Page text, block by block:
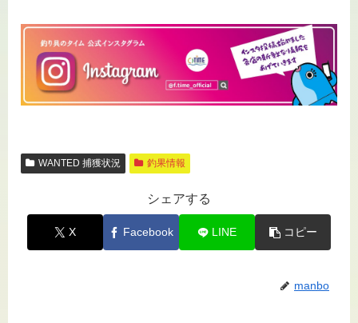
WANTED 捕獲状況 釣果情報
シェアする
X Facebook LINE コピー
manbo